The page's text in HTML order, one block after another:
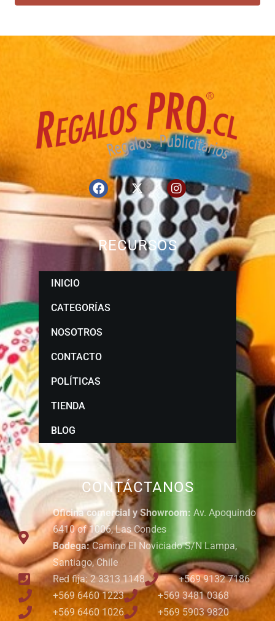
CONTÁCTANOS
Oficina comercial y Showroom: Av. Apoquindo
6410 of 1006, Las Condes
Bodega:Camino El Noviciado S/N Lampa,
Santiago, Chile
Red fija: 2 3313 1148
+569 9132 7186
+569 6460 1223
+569 3481 0368
+569 6460 1026
+569 5903 9820
RECURSOS
INICIO
CATEGORÍAS
NOSOTROS
CONTACTO
POLÍTICAS
TIENDA
BLOG